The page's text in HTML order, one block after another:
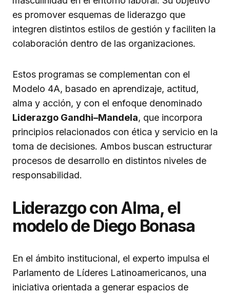
es promover esquemas de liderazgo que
integren distintos estilos de gestión y faciliten la
colaboración dentro de las organizaciones.
Estos programas se complementan con el
Modelo 4A, basado en aprendizaje, actitud,
alma y acción, y con el enfoque denominado
Liderazgo Gandhi–Mandela, que incorpora
principios relacionados con ética y servicio en la
toma de decisiones. Ambos buscan estructurar
procesos de desarrollo en distintos niveles de
responsabilidad.
Liderazgo con Alma, el
modelo de Diego Bonasa
En el ámbito institucional, el experto impulsa el
Parlamento de Líderes Latinoamericanos, una
iniciativa orientada a generar espacios de